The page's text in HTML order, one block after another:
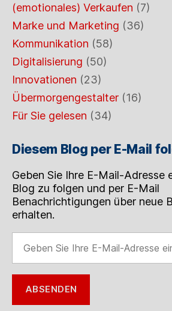
(emotionales) Verkaufen (7)
Marke und Marketing (36)
Kommunikation (58)
Digitalisierung (50)
Innovationen (23)
Übermorgengestalter (16)
Für Sie gelesen (34)
Diesem Blog per E-Mail
Geben Sie Ihre E-Mail-Adresse
Blog zu folgen und per E-Mail
Benachrichtigungen über neue
erhalten.
Sie
Ihre
E-
Mail-
Adresse
ABSENDEN